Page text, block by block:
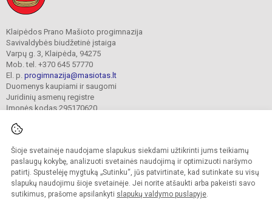
Šioje svetainėje naudojame slapukus siekdami užtikrinti jums teikiamų
paslaugų kokybę, analizuoti svetainės naudojimą ir optimizuoti naršymo
patirtį. Spustelėję mygtuką „Sutinku“, jūs patvirtinate, kad sutinkate su visų
slapukų naudojimu šioje svetainėje. Jei norite atšaukti arba pakeisti savo
sutikimus, prašome apsilankyti slapukų valdymo puslapyje.
Klaipėdos Prano Mašioto progimnazija
Savivaldybės biudžetinė įstaiga
Varpų g. 3, Klaipėda, 94275
Mob. tel. +370 645 57770
El. p. progimnazija@masiotas.lt
Duomenys kaupiami ir saugomi
Juridinių asmenų registre
Įmonės kodas 295170620
© 2022. Klaipėdos Prano Mašioto progimnazija. Visos teisės saugomos.
Kopijuoti turinį be raštiško įstaigos administracijos sutikimo griežtai draudžiama.
Prieinamumo paraiška Slapukų valdymas
Sumanus būdas atnaujinti